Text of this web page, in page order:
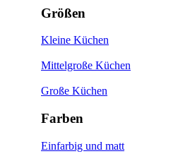
Größen
Kleine Küchen
Mittelgroße Küchen
Große Küchen
Farben
Einfarbig und matt